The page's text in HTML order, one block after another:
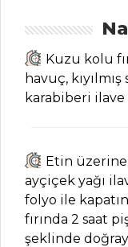
Hamur İşleri
PASTA
Tarifi, Nasıl
Ispanaklı
Peynirli
Tarifi, Nasıl
Kuzu kolu
havuç,
karabiberi ilave
Etin
ayçiçek yağı
folyo ile
fırında 2 saat
şeklinde